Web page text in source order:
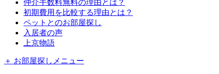
仲介手数料無料の理由とは？
初期費用を比較する理由とは？
ペットとのお部屋探し
入居者の声
上京物語
＋ お部屋探しメニュー